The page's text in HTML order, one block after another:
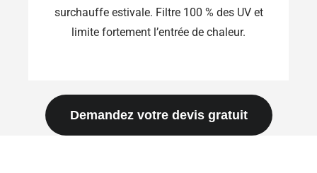
surchauffe estivale. Filtre 100 % des UV et
limite fortement l’entrée de chaleur.
Demandez votre devis gratuit